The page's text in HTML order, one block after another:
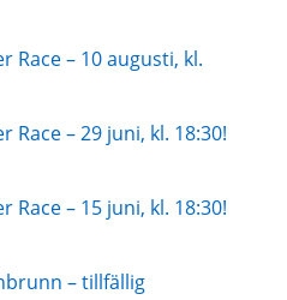
Race – 10 augusti, kl.
Race – 29 juni, kl. 18:30!
Race – 15 juni, kl. 18:30!
– tillfällig